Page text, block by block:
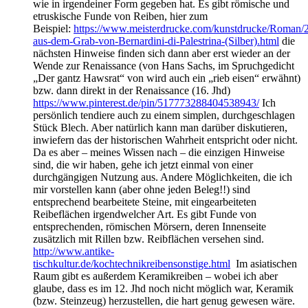
wie in irgendeiner Form gegeben hat. Es gibt römische und
etruskische Funde von Reiben, hier zum
Beispiel: https://www.meisterdrucke.com/kunstdrucke/Roman/
aus-dem-Grab-von-Bernardini-di-Palestrina-(Silber).html die
nächsten Hinweise finden sich dann aber erst wieder an der
Wende zur Renaissance (von Hans Sachs, im Spruchgedicht
„Der gantz Hawsrat“ von wird auch ein „rieb eisen“ erwähnt)
bzw. dann direkt in der Renaissance (16. Jhd)
https://www.pinterest.de/pin/517773288404538943/Ich
persönlich tendiere auch zu einem simplen, durchgeschlagen
Stück Blech. Aber natürlich kann man darüber diskutieren,
inwiefern das der historischen Wahrheit entspricht oder nicht.
Da es aber – meines Wissen nach – die einzigen Hinweise
sind, die wir haben, gehe ich jetzt einmal von einer
durchgängigen Nutzung aus. Andere Möglichkeiten, die ich
mir vorstellen kann (aber ohne jeden Beleg!!) sind
entsprechend bearbeitete Steine, mit eingearbeiteten
Reibeflächen irgendwelcher Art. Es gibt Funde von
entsprechenden, römischen Mörsern, deren Innenseite
zusätzlich mit Rillen bzw. Reibflächen versehen sind.
http://www.antike-
tischkultur.de/kochtechnikreibensonstige.html Im asiatischen
Raum gibt es außerdem Keramikreiben – wobei ich aber
glaube, dass es im 12. Jhd noch nicht möglich war, Keramik
(bzw. Steinzeug) herzustellen, die hart genug gewesen wäre.